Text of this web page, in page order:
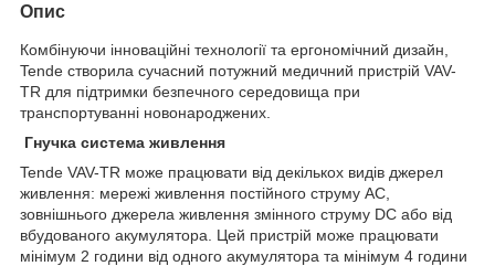
Опис
Комбінуючи інноваційні технології та ергономічний дизайн,
Tende створила сучасний потужний медичний пристрій VAV-
TR для підтримки безпечного середовища при
транспортуванні новонароджених.
Гнучка система живлення
Tende VAV-TR може працювати від декількох видів джерел
живлення: мережі живлення постійного струму АС,
зовнішнього джерела живлення змінного струму DC або від
вбудованого акумулятора. Цей пристрій може працювати
мінімум 2 години від одного акумулятора та мінімум 4 години